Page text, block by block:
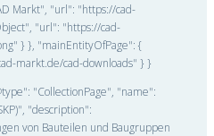
Markt", "url": "https://cad-
"url": "https://cad-
} }, "mainEntityOfPage": {
markt.de/cad-downloads" } }
"CollectionPage", "name":
"description":
von Bauteilen und Baugruppen